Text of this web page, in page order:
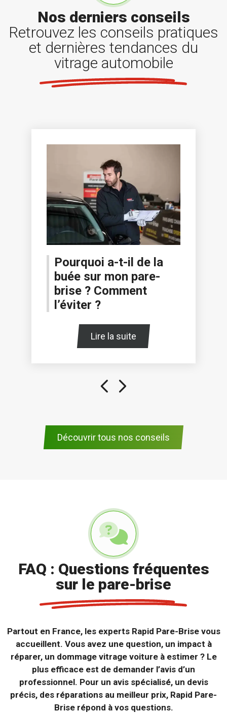
Nos derniers conseils
Retrouvez les conseils pratiques
et dernières tendances du
vitrage automobile
Pourquoi a-t-il de la
buée sur mon pare-
brise ? Comment
l’éviter ?
Lire la suite
Découvrir tous nos conseils
FAQ : Questions fréquentes
sur le pare-brise
Partout en France, les experts Rapid Pare-Brise vous
accueillent. Vous avez une question, un impact à
réparer, un dommage vitrage voiture à estimer ? Le
plus efficace est de demander l’avis d’un
professionnel. Pour un avis spécialisé, un devis
précis, des réparations au meilleur prix, Rapid Pare-
Brise répond à vos questions.